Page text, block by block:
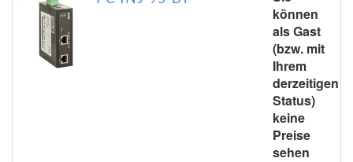
können
als Gast
(bzw. mit
Ihrem
derzeitigen
Status)
keine
Preise
sehen